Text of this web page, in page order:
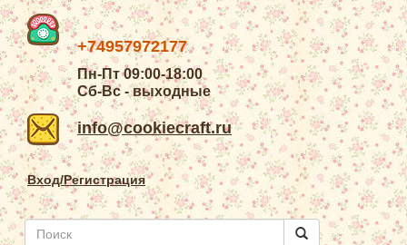
+74957972177
Пн-Пт 09:00-18:00
Сб-Вс - выходные
info@cookiecraft.ru
Вход/Регистрация